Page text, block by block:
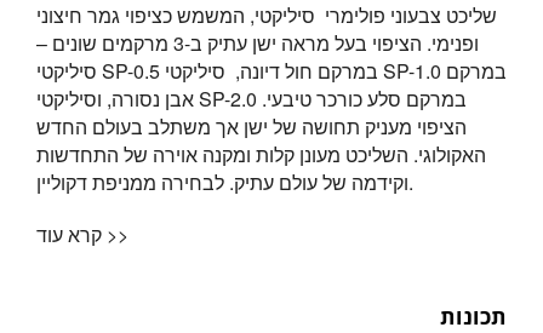
שליכט צבעוני פולימרי סיליקטי, המשמש כציפוי גמר חיצוני
ופנימי. הציפוי בעל מראה ישן עתיק ב-3 מרקמים שונים –
סיליקטי SP-0.5 במרקם חול דיונה, סיליקטי SP-1.0 במרקם
אבן נסורה, וסיליקטי SP-2.0 במרקם סלע כורכר טיבעי.
הציפוי מעניק תחושה של ישן אך משתלב בעולם החדש
האקולוגי. השליכט מעונן קלות ומקנה אוירה של התחדשות
וקידמה של עולם עתיק. לבחירה ממניפת דקוליין.
קרא עוד >>
תכונות